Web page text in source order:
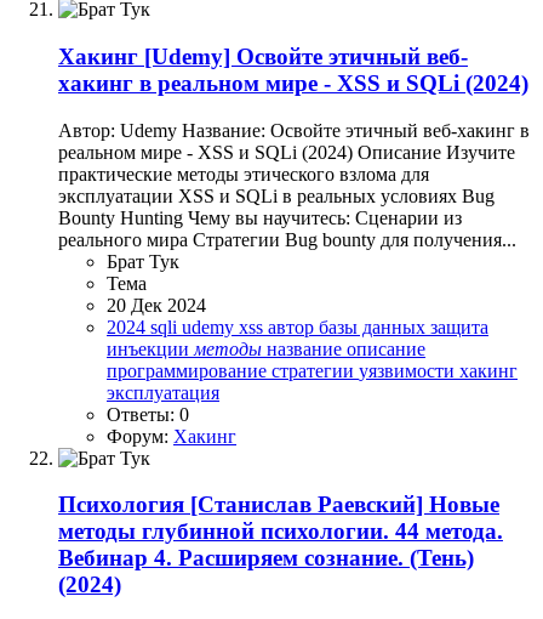
Хакинг [Udemy] Освойте этичный веб-
хакинг в реальном мире - XSS и SQLi (2024)
Автор: Udemy Название: Освойте этичный веб-хакинг в
реальном мире - XSS и SQLi (2024) Описание Изучите
практические методы этического взлома для
эксплуатации XSS и SQLi в реальных условиях Bug
Bounty Hunting Чему вы научитесь: Сценарии из
реального мира Стратегии Bug bounty для получения...
Брат Тук
Тема
20 Дек 2024
2024 sqli udemy xss автор базы данных защита
инъекции методы название описание
программирование стратегии уязвимости хакинг
эксплуатация
Ответы: 0
Форум: Хакинг
Психология [Станислав Раевский] Новые
методы глубинной психологии. 44 метода.
Вебинар 4. Расширяем сознание. (Тень)
(2024)